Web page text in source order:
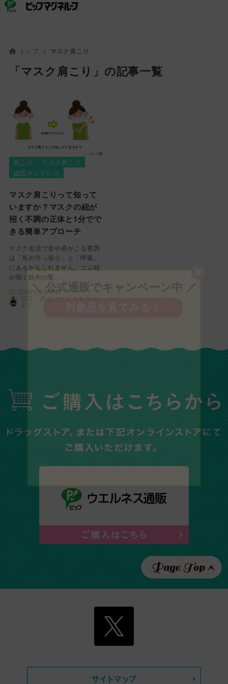
ピップ
トップ マスク肩こり
「マスク肩こり」の記事一覧
肩こり
マスク肩こり
磁気ネックレス
マスク肩こりって知って
いますか？マスクの紐が
招く不調の正体と1分でで
きる簡単アプローチ
マスク生活で首や肩がこる要因
は「耳の引っ張り」と「呼吸」
にあるかもしれません。ゴム紐
が招く筋肉の緊…
2026年3月10日
谷口 典正（たにぐち のり